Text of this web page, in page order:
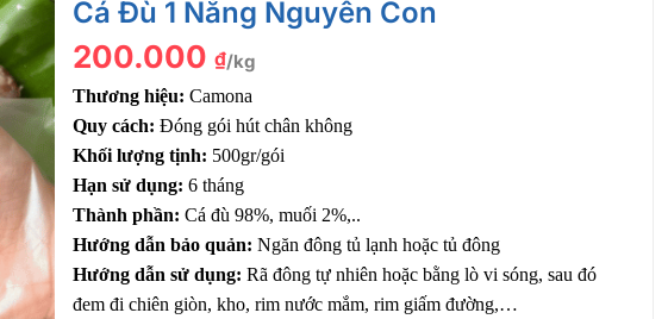
Cá Đù 1 Nắng Nguyên Con
200.000 ₫/kg
Thương hiệu: Camona
Quy cách: Đóng gói hút chân không
Khối lượng tịnh: 500gr/gói
Hạn sử dụng: 6 tháng
Thành phần: Cá đù 98%, muối 2%,..
Hướng dẫn bảo quản: Ngăn đông tủ lạnh hoặc tủ đông
Hướng dẫn sử dụng: Rã đông tự nhiên hoặc bằng lò vi sóng, sau đó
đem đi chiên giòn, kho, rim nước mắm, rim giấm đường,…